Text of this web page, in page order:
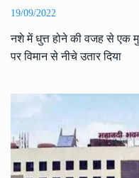
19/09/2022
नशे में धुत्त होने की वजह से एक
पर विमान से नीचे उतार दिया